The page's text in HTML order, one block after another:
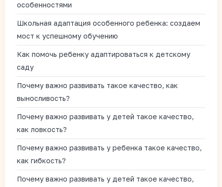
особенностями
Школьная адаптация особенного ребенка: создаем
мост к успешному обучению
Как помочь ребенку адаптироваться к детскому
саду
Почему важно развивать такое качество, как
выносливость?
Почему важно развивать у детей такое качество,
как ловкость?
Почему важно развивать у ребенка такое качество,
как гибкость?
Почему важно развивать у детей такое качество,